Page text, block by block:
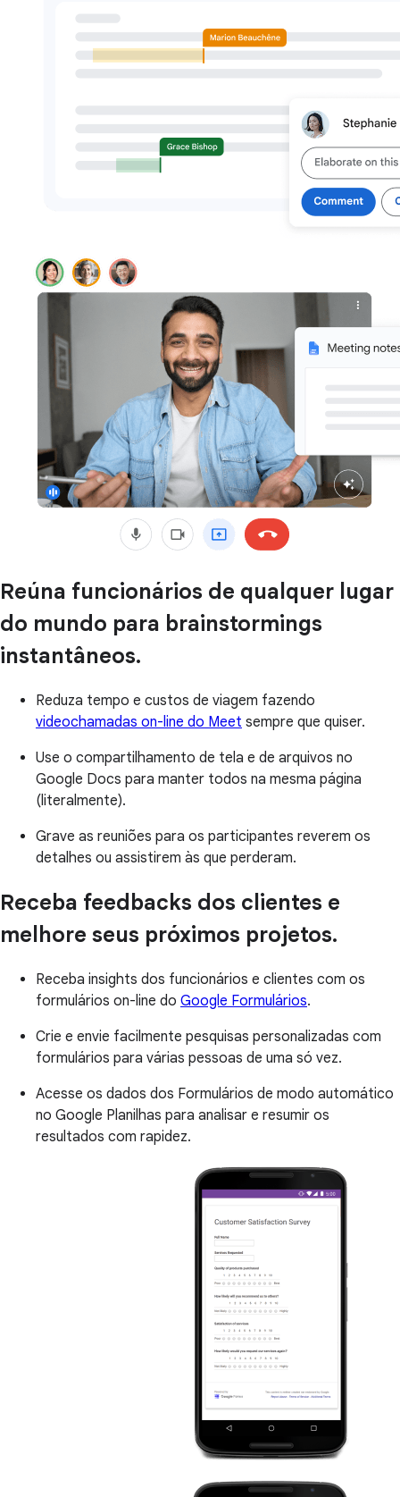
Reúna funcionários de qualquer lugar
do mundo para brainstormings
instantâneos.
Reduza tempo e custos de viagem fazendo
videochamadas on-line do Meet sempre que quiser.
Use o compartilhamento de tela e de arquivos no
Google Docs para manter todos na mesma página
(literalmente).
Grave as reuniões para os participantes reverem os
detalhes ou assistirem às que perderam.
Receba feedbacks dos clientes e
melhore seus próximos projetos.
Receba insights dos funcionários e clientes com os
formulários on-line do Google Formulários.
Crie e envie facilmente pesquisas personalizadas com
formulários para várias pessoas de uma só vez.
Acesse os dados dos Formulários de modo automático
no Google Planilhas para analisar e resumir os
resultados com rapidez.